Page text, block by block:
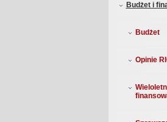
Budżet i
Budżet
Opinie